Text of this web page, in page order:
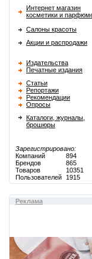
Интернет магазин
косметики и
Салоны красоты
Акции и распродажи
Издательства
Печатные издания
Статьи
Репортажи
Рекомендации
Опросы
Каталоги, журналы,
брошюры
Зарегистрировано:
Компаний
894
Брендов
865
Товаров
10351
Пользователей
1915
Реклама